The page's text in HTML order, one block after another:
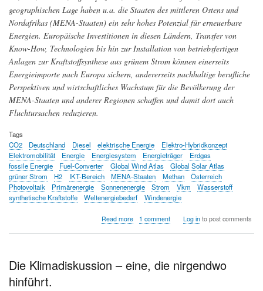
geographischen Lage haben u.a. die Staaten des mittleren Ostens und
Nordafrikas (MENA-Staaten) ein sehr hohes Potenzial für erneuerbare
Energien. Europäische Investitionen in diesen Ländern, Transfer von
Know-How, Technologien bis hin zur Installation von betriebsfertigen
Anlagen zur Kraftstoffsynthese aus grünem Strom können einerseits
Energieimporte nach Europa sichern, andererseits nachhaltige berufliche
Perspektiven und wirtschaftliches Wachstum für die Bevölkerung der
MENA-Staaten und anderer Regionen schaffen und damit dort auch
Fluchtursachen reduzieren.
Tags
CO2
Deutschland Diesel elektrische Energie
Elektro-Hybridkonzept
Elektromobilität
Energie Energiesystem Energieträger
Erdgas
fossile Energie
Fuel-Converter Global Wind Atlas
Global Solar Atlas
grüner Strom
H2 IKT-Bereich MENA-Staaten Methan
Österreich
Photovoltaik
Primärenergie Sonnenenergie Strom Vkm
Wasserstoff
synthetische Kraftstoffe
Weltenergiebedarf Windenergie
Read moreabout
Energiewende
1 comment Log into post comments
Die Klimadiskussion – eine, die nirgendwo
hinführt.